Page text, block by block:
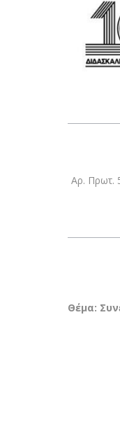
Αρ. Πρωτ.
Θέμα: